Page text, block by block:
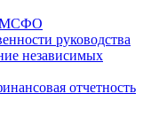
МСФО
руководства
независимых
отчетность